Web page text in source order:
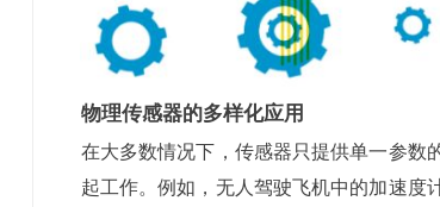
物理传感器的多样化应用
在大多数情况下，传感器只提供单一参数
起工作。例如，无人驾驶飞机中的加速度